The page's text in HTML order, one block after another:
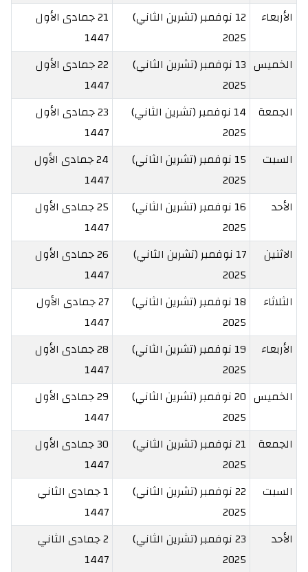
الأربعاء
12 نوفمبر (تشرين الثاني)
2025
21 جمادى الأول
1447
الخميس
13 نوفمبر (تشرين الثاني)
2025
22 جمادى الأول
1447
الجمعة
14 نوفمبر (تشرين الثاني)
2025
23 جمادى الأول
1447
السبت
15 نوفمبر (تشرين الثاني)
2025
24 جمادى الأول
1447
الأحد
16 نوفمبر (تشرين الثاني)
2025
25 جمادى الأول
1447
الاثنين
17 نوفمبر (تشرين الثاني)
2025
26 جمادى الأول
1447
الثلاثاء
18 نوفمبر (تشرين الثاني)
2025
27 جمادى الأول
1447
الأربعاء
19 نوفمبر (تشرين الثاني)
2025
28 جمادى الأول
1447
الخميس
20 نوفمبر (تشرين الثاني)
2025
29 جمادى الأول
1447
الجمعة
21 نوفمبر (تشرين الثاني)
2025
30 جمادى الأول
1447
السبت
22 نوفمبر (تشرين الثاني)
2025
1 جمادى الثاني
1447
الأحد
23 نوفمبر (تشرين الثاني)
2025
2 جمادى الثاني
1447